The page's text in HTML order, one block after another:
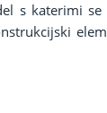
s katerimi